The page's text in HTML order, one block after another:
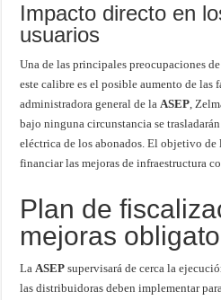
Impacto directo en
usuarios
Una de las principales preocupaciones
este calibre es el posible aumento de las
administradora general de laASEP,
bajo ninguna circunstancia se
eléctrica de los abonados. El objetivo
financiar las mejoras de infraestructura
Plan de
mejoras
LaASEP supervisará de cerca la
las distribuidoras deben implementar